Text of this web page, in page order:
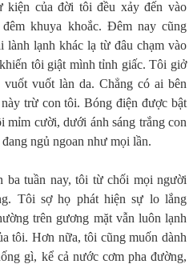
kiện của đời tôi đều xảy đến vào
đêm khuya khoắc. Đêm nay cũng
lành lạnh khác lạ từ đâu chạm vào
tôi giật mình tỉnh giấc. Tôi giở
vuốt vuốt làn da. Chẳng có ai bên
trừ con tôi. Bóng điện được bật
mỉm cười, dưới ánh sáng trắng con
ngủ ngoan như mọi lần.
ba tuần nay, tôi từ chối mọi người
Tôi sợ họ phát hiện sự lo lắng
trên gương mặt vẫn luôn lạnh
tôi. Hơn nữa, tôi cũng muốn dành
gì, kể cả nước cơm pha đường,